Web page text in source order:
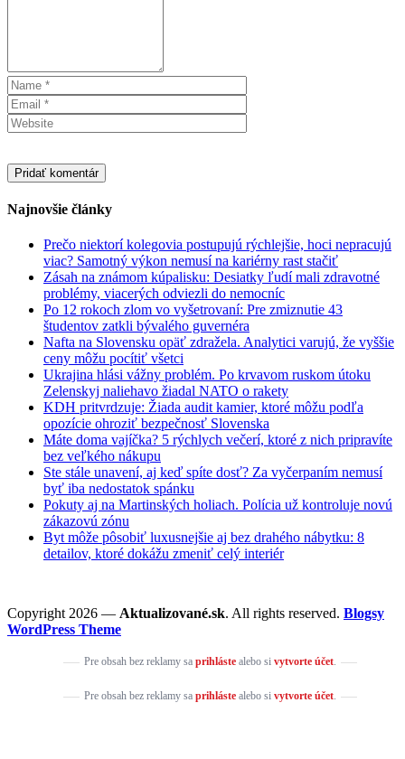
Najnovšie články
Prečo niektorí kolegovia postupujú rýchlejšie, hoci nepracujú
viac? Samotný výkon nemusí na kariérny rast stačiť
Zásah na známom kúpalisku: Desiatky ľudí mali zdravotné
problémy, viacerých odviezli do nemocníc
Po 12 rokoch zlom vo vyšetrovaní: Pre zmiznutie 43
študentov zatkli bývalého guvernéra
Nafta na Slovensku opäť zdražela. Analytici varujú, že vyššie
ceny môžu pocítiť všetci
Ukrajina hlási vážny problém. Po krvavom ruskom útoku
Zelenskyj naliehavo žiadal NATO o rakety
KDH pritvrdzuje: Žiada audit kamier, ktoré môžu podľa
opozície ohroziť bezpečnosť Slovenska
Máte doma vajíčka? 5 rýchlych večerí, ktoré z nich pripravíte
bez veľkého nákupu
Ste stále unavení, aj keď spíte dosť? Za vyčerpaním nemusí
byť iba nedostatok spánku
Pokuty aj na Martinských holiach. Polícia už kontroluje novú
zákazovú zónu
Byt môže pôsobiť luxusnejšie aj bez drahého nábytku: 8
detailov, ktoré dokážu zmeniť celý interiér
Copyright 2026 — Aktualizované.sk. All rights reserved. Blogsy
WordPress Theme
Pre obsah bez reklamy sa prihlástealebo si vytvorte účet.